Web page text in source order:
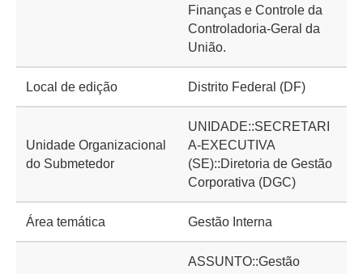
Finanças e Controle da
Controladoria-Geral da
União.
Local de edição Distrito Federal (DF)
Unidade Organizacional
do Submetedor
UNIDADE::SECRETARI
A-EXECUTIVA
(SE)::Diretoria de Gestão
Corporativa (DGC)
Área temática Gestão Interna
ASSUNTO::Gestão